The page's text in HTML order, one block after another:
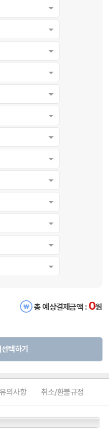
총 예상결제금액 : 0원
택하기
유의사항 취소/환불규정